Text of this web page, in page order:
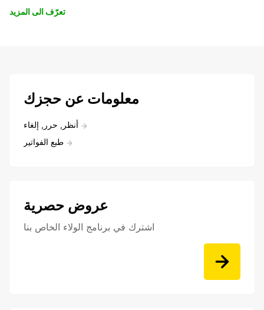
تعرّف الى المزيد
معلومات عن حجزك
أنظر, حرر, إلغاء
طبع الفواتير
عروض حصرية
اشترك في برنامج الولاء الخاص بنا